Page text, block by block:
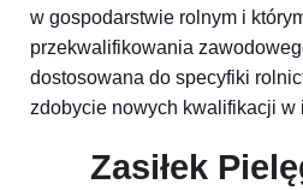
w gospodarstwie rolnym i
przekwalifikowania
dostosowana do specyfiki
zdobycie nowych kwalifikacji w
Zasiłek